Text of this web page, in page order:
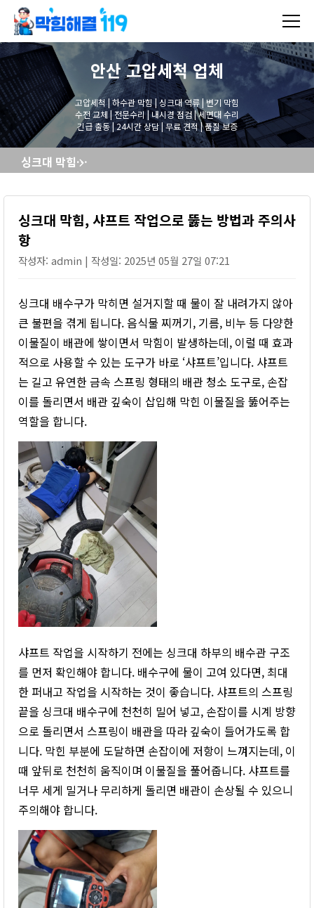
안산 고압세척업체
고압세척 | 하수관 막힘 | 싱크대 역류 | 변기 막힘
수전 교체 | 전문수리 | 내시경 점검 | 세면대 수리
긴급 출동 | 24시간 상담 | 무료 견적 | 품질 보증
싱크대 막힘, 샤프트 작업으로 뚫는 방법과 주의사항
싱크대 막힘, 샤프트 작업으로 뚫는 방법과 주의사
항
작성자: admin | 작성일: 2025년 05월 27일 07:21
싱크대 배수구가 막히면 설거지할 때 물이 잘 내려가지 않아
큰 불편을 겪게 됩니다. 음식물 찌꺼기, 기름, 비누 등 다양한
이물질이 배관에 쌓이면서 막힘이 발생하는데, 이럴 때 효과
적으로 사용할 수 있는 도구가 바로 ‘샤프트’입니다. 샤프트
는 길고 유연한 금속 스프링 형태의 배관 청소 도구로, 손잡
이를 돌리면서 배관 깊숙이 삽입해 막힌 이물질을 뚫어주는
역할을 합니다.
샤프트 작업을 시작하기 전에는 싱크대 하부의 배수관 구조
를 먼저 확인해야 합니다. 배수구에 물이 고여 있다면, 최대
한 퍼내고 작업을 시작하는 것이 좋습니다. 샤프트의 스프링
끝을 싱크대 배수구에 천천히 밀어 넣고, 손잡이를 시계 방향
으로 돌리면서 스프링이 배관을 따라 깊숙이 들어가도록 합
니다. 막힌 부분에 도달하면 손잡이에 저항이 느껴지는데, 이
때 앞뒤로 천천히 움직이며 이물질을 풀어줍니다. 샤프트를
너무 세게 밀거나 무리하게 돌리면 배관이 손상될 수 있으니
주의해야 합니다.